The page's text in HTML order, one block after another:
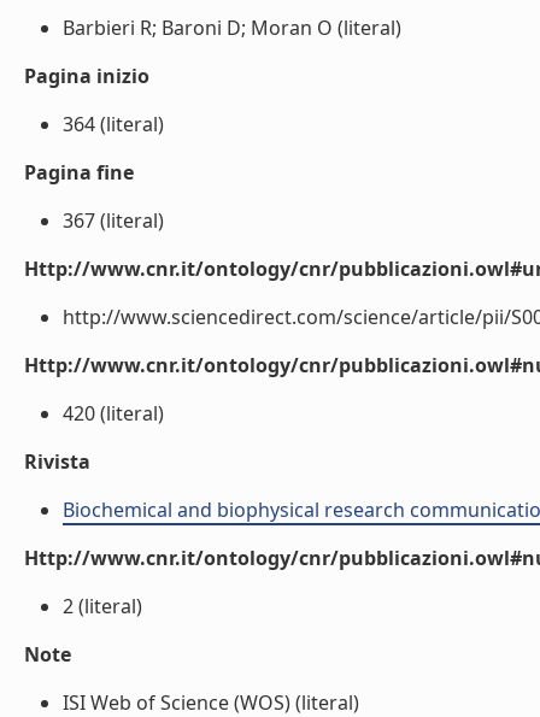
Barbieri R; Baroni D; Moran O (literal)
Pagina inizio
364 (literal)
Pagina fine
367 (literal)
Http://www.cnr.it/ontology/cnr/
http://www.sciencedirect.com/science/article/pii/
Http://www.cnr.it/ontology/cnr/
420 (literal)
Rivista
Biochemical and biophysical research
Http://www.cnr.it/ontology/cnr/
2 (literal)
Note
ISI Web of Science (WOS) (literal)